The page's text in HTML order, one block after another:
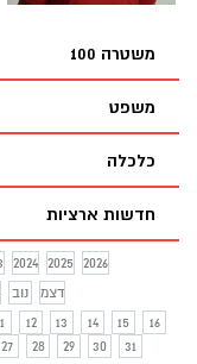
משטרה 100
משפט
כלכלה
חדשות ארציות
2024 2025 2026
נוב
דצמ
12 13 14 15
16
27 28 29 30 31